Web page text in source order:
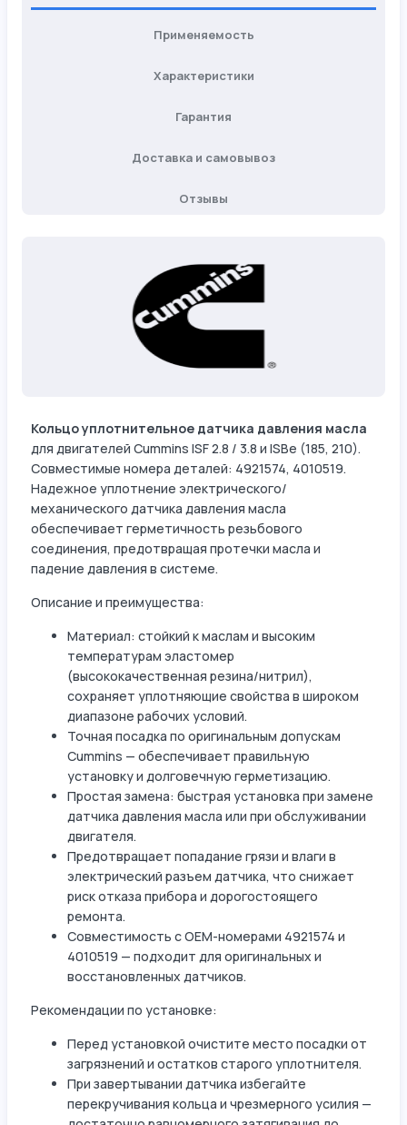
Применяемость
Характеристики
Гарантия
Доставка и самовывоз
Отзывы
Кольцо уплотнительное датчика давления масла
для двигателей Cummins ISF 2.8 / 3.8 и ISBe (185, 210).
Совместимые номера деталей: 4921574, 4010519.
Надежное уплотнение электрического/
механического датчика давления масла
обеспечивает герметичность резьбового
соединения, предотвращая протечки масла и
падение давления в системе.
Описание и преимущества:
Материал: стойкий к маслам и высоким
температурам эластомер
(высококачественная резина/нитрил),
сохраняет уплотняющие свойства в широком
диапазоне рабочих условий.
Точная посадка по оригинальным допускам
Cummins — обеспечивает правильную
установку и долговечную герметизацию.
Простая замена: быстрая установка при замене
датчика давления масла или при обслуживании
двигателя.
Предотвращает попадание грязи и влаги в
электрический разъем датчика, что снижает
риск отказа прибора и дорогостоящего
ремонта.
Совместимость с OEM-номерами 4921574 и
4010519 — подходит для оригинальных и
восстановленных датчиков.
Рекомендации по установке:
Перед установкой очистите место посадки от
загрязнений и остатков старого уплотнителя.
При завертывании датчика избегайте
перекручивания кольца и чрезмерного усилия —